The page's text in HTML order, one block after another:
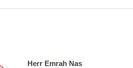
Herr Emrah Nas